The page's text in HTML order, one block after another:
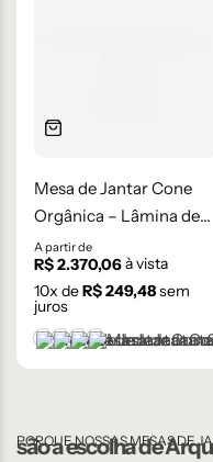
Mesa de Jantar Cone
Orgânica – Lâmina de
Carvalho Natural
A partir de
R$2.370,06à vista
10x deR$249,48sem
juros
Castanho
Champanhe
Ébano
Natural
PORQUE NOSSAS MESAS DE
são a escolha de